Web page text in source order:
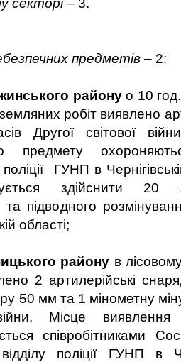
секторі– 3.
предметів – 2:
районуо 10
робіт виявлено
Другої світової
предмету
поліції ГУНП в
здійснити 20
та підводного
області;
району в
2 артилерійські
50 мм та 1 мінометну
Місце виявлення
співробітниками
поліції ГУНП в